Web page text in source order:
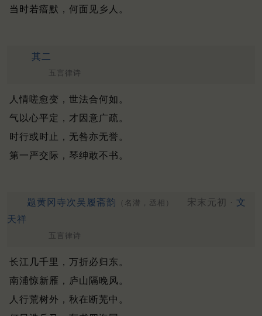
当时若瘖默，何面见乡人。
其二
五言律诗
人情嗟愈变，世法合何如。
气以心平定，才因意广疏。
时行或时止，无咎亦无誉。
第一严交际，琴绅敢不书。
题黄冈寺次吴履斋韵 （名潜，丞相） 宋末元初 · 文
天祥
五言律诗
长江几千里，万折必归东。
南浦惊新雁，庐山隔晚风。
人行荒树外，秋在断芜中。